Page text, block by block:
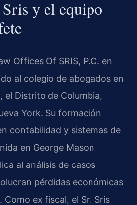
y el equipo
Offices Of SRIS, P.C. en
al colegio de abogados en
el Distrito de Columbia,
York. Su formación
contabilidad y sistemas de
en George Mason
al análisis de casos
pérdidas económicas
Como ex fiscal, el Sr. Sris